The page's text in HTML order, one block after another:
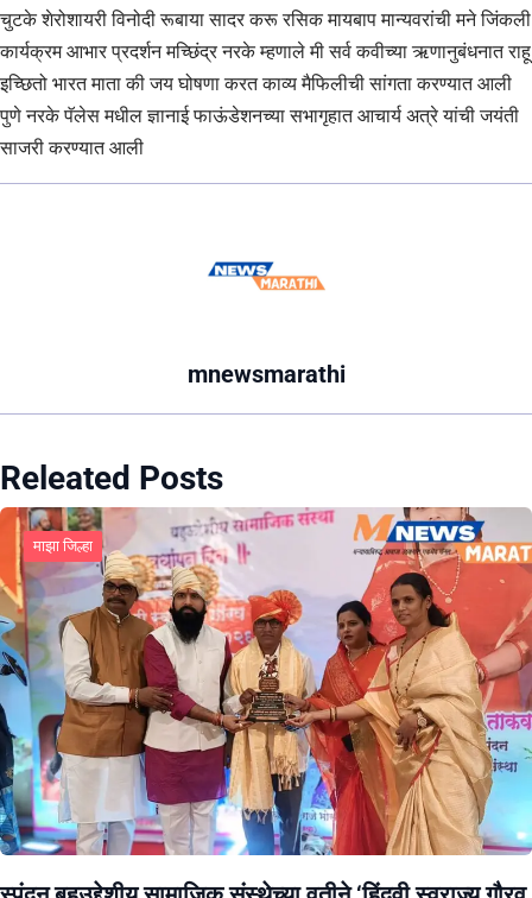
चुटके शेरोशायरी विनोदी रूबाया सादर करू रसिक मायबाप मान्यवरांची मने जिंकली
कार्यक्रम आभार प्रदर्शन मच्छिंद्र नरके म्हणाले मी सर्व कवीच्या ऋणानुबंधनात राहू
इच्छितो भारत माता की जय घोषणा करत काव्य मैफिलीची सांगता करण्यात आली
पुणे नरके पॅलेस मधील ज्ञानाई फाऊंडेशनच्या सभागृहात आचार्य अत्रे यांची जयंती
साजरी करण्यात आली
mnewsmarathi
Releated Posts
माझा जिल्हा